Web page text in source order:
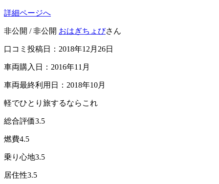
詳細ページへ
非公開 / 非公開 おはぎちょびさん
口コミ投稿日：2018年12月26日
車両購入日：2016年11月
車両最終利用日：2018年10月
軽でひとり旅するならこれ
総合評価3.5
燃費4.5
乗り心地3.5
居住性3.5